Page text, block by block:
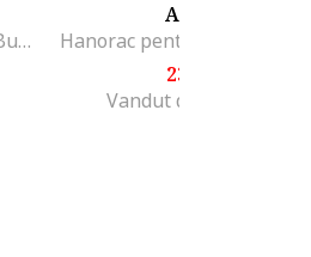
Bluza barbati, 209175523, Bumbac, Alb
ADIDAS
235
Vandut de Desportivo